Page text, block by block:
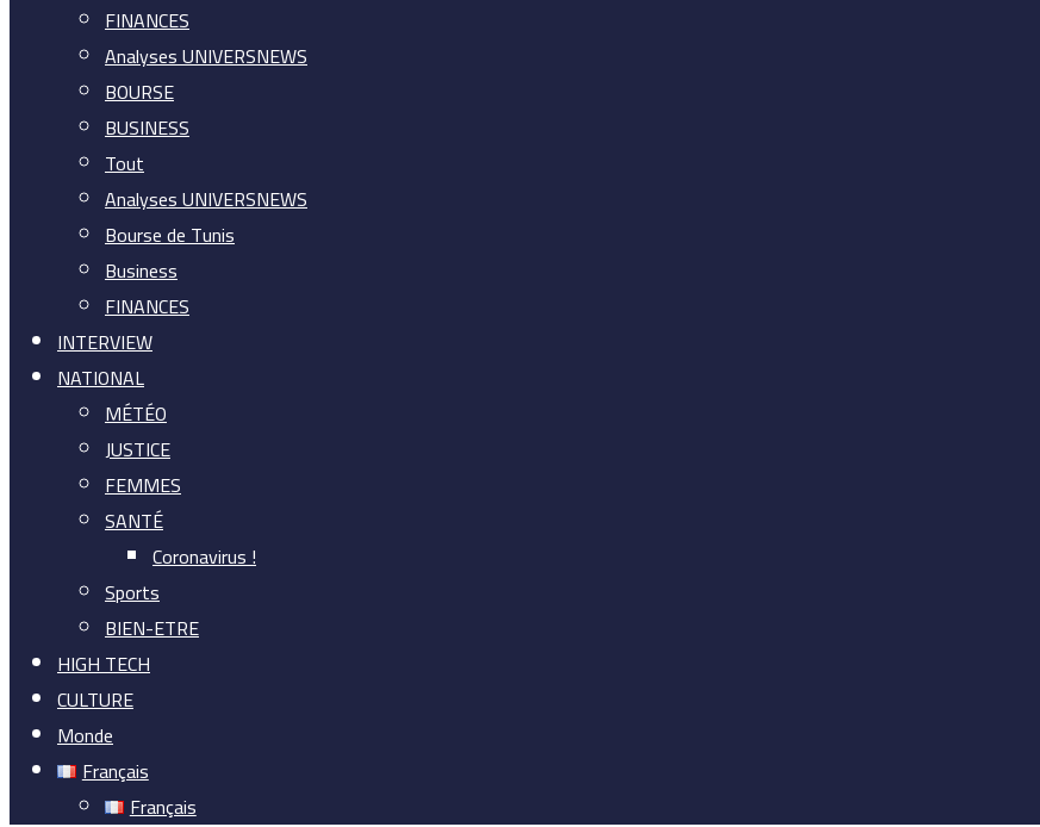
FINANCES
Analyses UNIVERSNEWS
BOURSE
BUSINESS
Tout
Analyses UNIVERSNEWS
Bourse de Tunis
Business
FINANCES
INTERVIEW
NATIONAL
MÉTÉO
JUSTICE
FEMMES
SANTÉ
Coronavirus !
Sports
BIEN-ETRE
HIGH TECH
CULTURE
Monde
Français
Français